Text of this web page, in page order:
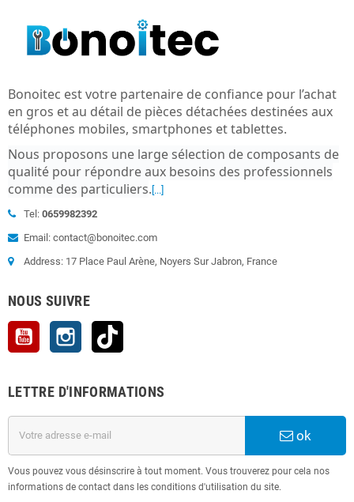
Bonoitec est votre partenaire de confiance pour l’achat
en gros et au détail de pièces détachées destinées aux
téléphones mobiles, smartphones et tablettes.
Nous proposons une large sélection de composants de
qualité pour répondre aux besoins des professionnels
comme des particuliers. [...]
Tel: 0659982392
Email: contact@bonoitec.com
Address: 17 Place Paul Arène, Noyers Sur Jabron, France
NOUS SUIVRE
YouTube Instagram
LETTRE D'INFORMATIONS
ok
Vous pouvez vous désinscrire à tout moment. Vous trouverez pour cela nos
informations de contact dans les conditions d'utilisation du site.